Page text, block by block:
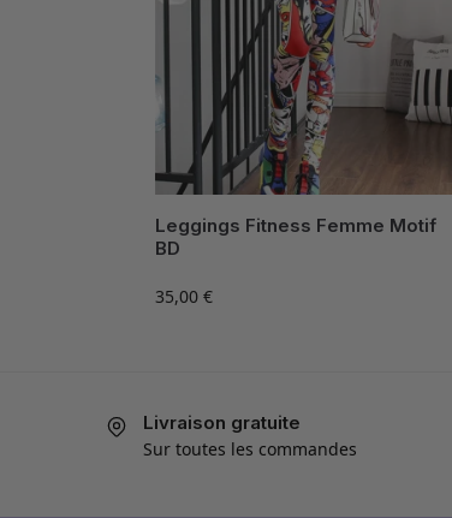
Leggings Fitness Femme Motif
BD
35,00 €
Livraison gratuite
Sur toutes les commandes